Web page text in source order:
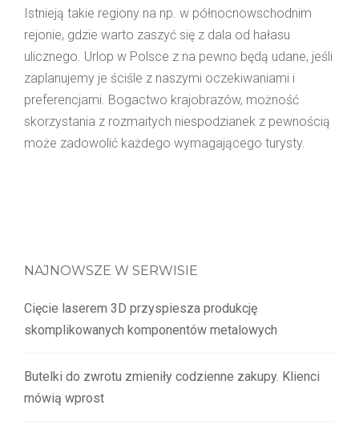
Istnieją takie regiony na np. w północnowschodnim
rejonie, gdzie warto zaszyć się z dala od hałasu
ulicznego. Urlop w Polsce z na pewno będą udane, jeśli
zaplanujemy je ściśle z naszymi oczekiwaniami i
preferencjami. Bogactwo krajobrazów, możność
skorzystania z rozmaitych niespodzianek z pewnością
może zadowolić każdego wymagającego turysty.
NAJNOWSZE W SERWISIE
Cięcie laserem 3D przyspiesza produkcję
skomplikowanych komponentów metalowych
Butelki do zwrotu zmieniły codzienne zakupy. Klienci
mówią wprost